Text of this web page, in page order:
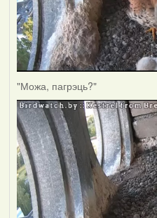
"Можа, пагрэць?"